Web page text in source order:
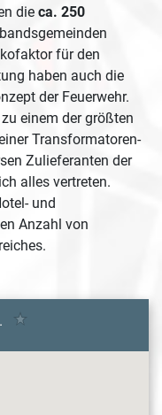
die ca. 250
für den
haben auch die
der Feuerwehr.
einem der größten
Transformatoren-
Zulieferanten der
alles vertreten.
und
Anzahl von